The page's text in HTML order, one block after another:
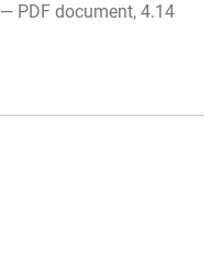
— PDF document, 4.14